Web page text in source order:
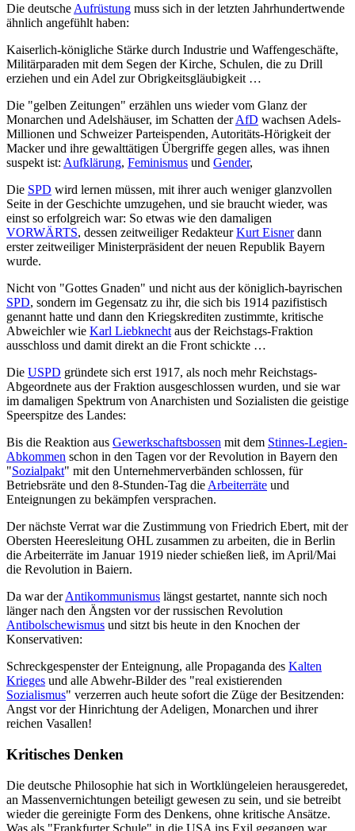
Die deutsche Aufrüstung muss sich in der letzten Jahrhundertwende
ähnlich angefühlt haben:
Kaiserlich-königliche Stärke durch Industrie und Waffengeschäfte,
Militärparaden mit dem Segen der Kirche, Schulen, die zu Drill
erziehen und ein Adel zur Obrigkeitsgläubigkeit …
Die "gelben Zeitungen" erzählen uns wieder vom Glanz der
Monarchen und Adelshäuser, im Schatten derAfD wachsen Adels-
Millionen und Schweizer Parteispenden, Autoritäts-Hörigkeit der
Macker und ihre gewalttätigen Übergriffe gegen alles, was ihnen
suspekt ist: Aufklärung, Feminismus und Gender,
Die SPD wird lernen müssen, mit ihrer auch weniger glanzvollen
Seite in der Geschichte umzugehen, und sie braucht wieder, was
einst so erfolgreich war: So etwas wie den damaligen
VORWÄRTS, dessen zeitweiliger RedakteurKurt Eisnerdann
erster zeitweiliger Ministerpräsident der neuen Republik Bayern
wurde.
Nicht von "Gottes Gnaden" und nicht aus der königlich-bayrischen
SPD, sondern im Gegensatz zu ihr, die sich bis 1914 pazifistisch
genannt hatte und dann den Kriegskrediten zustimmte, kritische
Abweichler wie Karl Liebknecht aus der Reichstags-Fraktion
ausschloss und damit direkt an die Front schickte …
Die USPD gründete sich erst 1917, als noch mehr Reichstags-
Abgeordnete aus der Fraktion ausgeschlossen wurden, und sie war
im damaligen Spektrum von Anarchisten und Sozialisten die geistige
Speerspitze des Landes:
Bis die Reaktion aus Gewerkschaftsbossen mit dem Stinnes-Legien-
Abkommen schon in den Tagen vor der Revolution in Bayern den
"Sozialpakt" mit den Unternehmerverbänden schlossen, für
Betriebsräte und den 8-Stunden-Tag die Arbeiterräte und
Enteignungen zu bekämpfen versprachen.
Der nächste Verrat war die Zustimmung von Friedrich Ebert, mit der
Obersten Heeresleitung OHL zusammen zu arbeiten, die in Berlin
die Arbeiterräte im Januar 1919 nieder schießen ließ, im April/Mai
die Revolution in Baiern.
Da war derAntikommunismus längst gestartet, nannte sich noch
länger nach den Ängsten vor der russischen Revolution
Antibolschewismus und sitzt bis heute in den Knochen der
Konservativen:
Schreckgespenster der Enteignung, alle Propaganda des Kalten
Krieges und alle Abwehr-Bilder des "real existierenden
Sozialismus" verzerren auch heute sofort die Züge der Besitzenden:
Angst vor der Hinrichtung der Adeligen, Monarchen und ihrer
reichen Vasallen!
Kritisches Denken
Die deutsche Philosophie hat sich in Wortklüngeleien herausgeredet,
an Massenvernichtungen beteiligt gewesen zu sein, und sie betreibt
wieder die gereinigte Form des Denkens, ohne kritische Ansätze.
Was als "Frankfurter Schule" in die USA ins Exil gegangen war,